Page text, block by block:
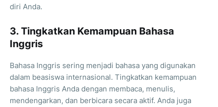
diri Anda.
3. Tingkatkan Kemampuan Bahasa
Inggris
Bahasa Inggris sering menjadi bahasa yang digunakan
dalam beasiswa internasional. Tingkatkan kemampuan
bahasa Inggris Anda dengan membaca, menulis,
mendengarkan, dan berbicara secara aktif. Anda juga